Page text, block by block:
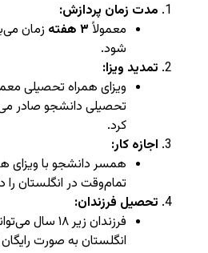
مدت زمان پردازش:
معمولاً ۳ هفته
زمان
شود.
تمدید ویزا:
ویزای همراه تحصیلی
تحصیلی دانشجو صادر
کرد.
اجازه کار:
همسر دانشجو با ویزای
تمام‌وقت در انگلستان را
تحصیل فرزندان:
فرزندان زیر
انگلستان به صورت